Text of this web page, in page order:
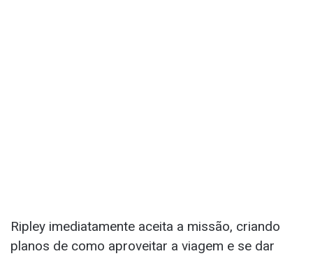
Ripley imediatamente aceita a missão, criando
planos de como aproveitar a viagem e se dar